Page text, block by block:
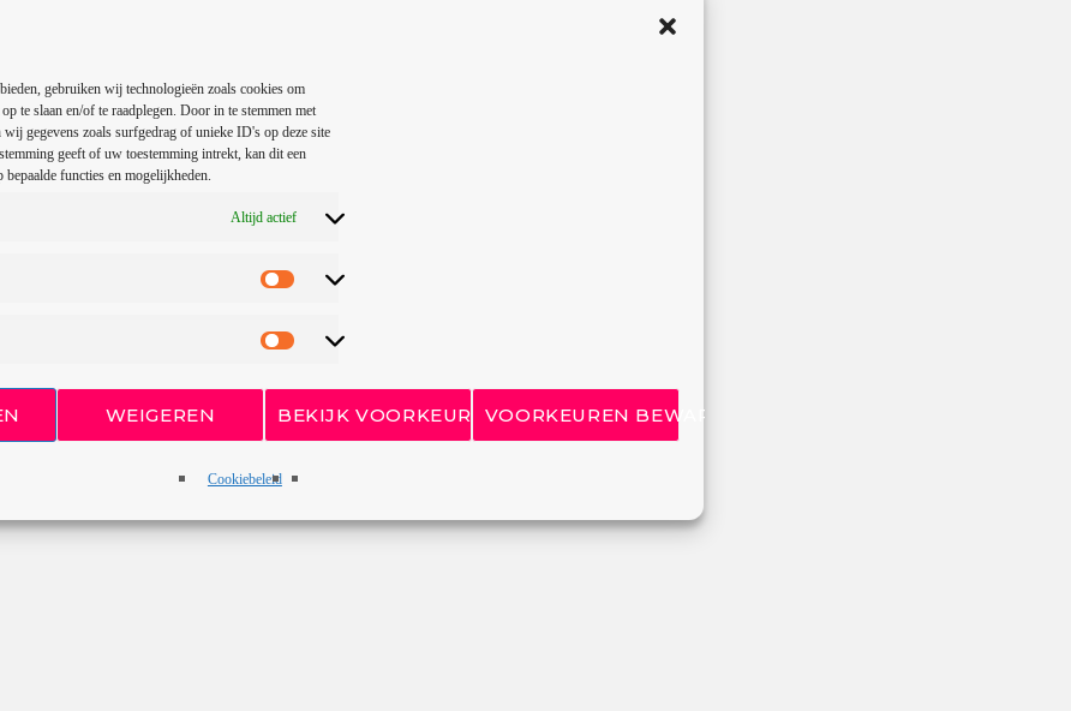
gebruiken wij technologieën zoals cookies om
te slaan en/of te raadplegen. Door in te stemmen met
wij gegevens zoals surfgedrag of unieke ID's op deze site
geeft of uw toestemming intrekt, kan dit een
functies en mogelijkheden.
Altijd actief
WEIGEREN BEKIJK VOORKEURENVOORKEUREN BEWAREN
Cookiebeleid